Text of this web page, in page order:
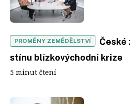
PROMĚNY ZEMĚDĚLSTVÍ
České
stínu blízkovýchodní krize
5 minut čtení